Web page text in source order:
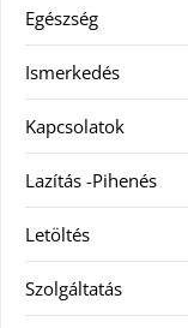
Egészség
Ismerkedés
Kapcsolatok
Lazítás -Pihenés
Letöltés
Szolgáltatás